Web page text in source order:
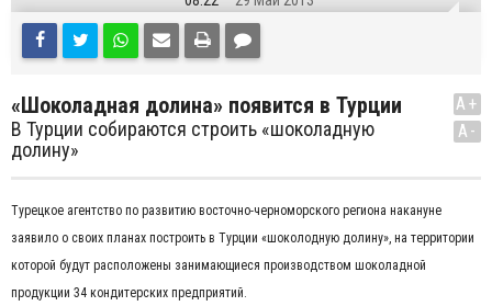
«Шоколадная долина» появится в Турции
В Турции собираются строить «шоколадную
долину»
A+
A-
Турецкое агентство по развитию восточно-черноморского региона накануне
заявило о своих планах построить в Турции «шоколодную долину», на территории
которой будут расположены занимающиеся производством шоколадной
продукции 34 кондитерских предприятий.